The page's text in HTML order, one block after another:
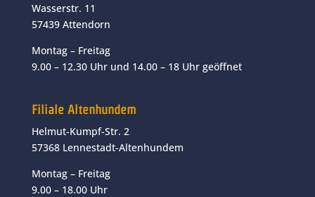
Wasserstr. 11
57439 Attendorn
Montag – Freitag
9.00 – 12.30 Uhr und 14.00 – 18 Uhr geöffnet
Filiale Altenhundem
Helmut-Kumpf-Str. 2
57368 Lennestadt-Altenhundem
Montag – Freitag
9.00 – 18.00 Uhr